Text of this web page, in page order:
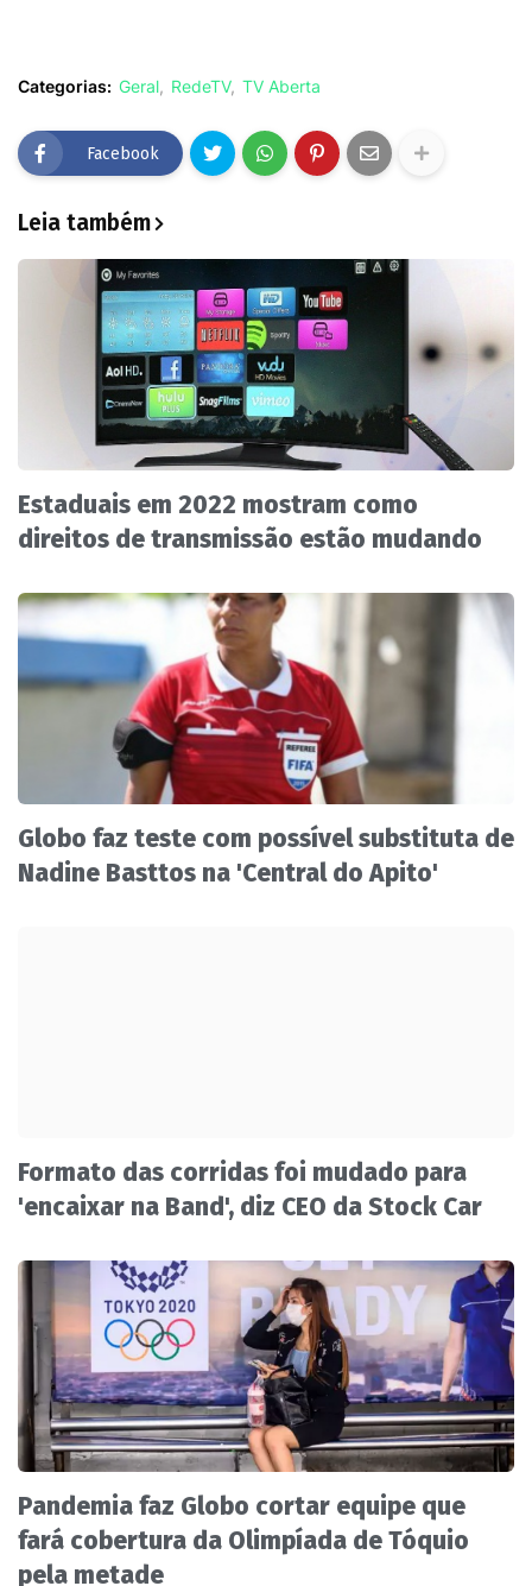
Categorias: Geral RedeTV TV Aberta
Facebook
Leia também
Estaduais em 2022 mostram como
direitos de transmissão estão mudando
Globo faz teste com possível substituta de
Nadine Basttos na 'Central do Apito'
Formato das corridas foi mudado para
'encaixar na Band', diz CEO da Stock Car
Pandemia faz Globo cortar equipe que
fará cobertura da Olimpíada de Tóquio
pela metade